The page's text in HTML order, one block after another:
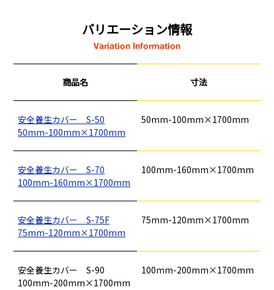
釘 ロープ・チェーン シート・ネット ビス
フレコン・袋物 養生・フィルム
型枠部材 基礎用部材 土木資材 テープ
シーリング剤・接着剤・スプレー等
家、マンションを
建てる（建築）
塗装工事
バリエーション情報
Variation Information
商品名 寸法
安全養生カバー S-50
50mm-100mm×1700mm
50mm-100mm×1700mm
安全養生カバー S-70
100mm-160mm×1700mm
100mm-160mm×1700mm
安全養生カバー S-75F
75mm-120mm×1700mm
75mm-120mm×1700mm
安全養生カバー S-90
100mm-200mm×1700mm
100mm-200mm×1700mm